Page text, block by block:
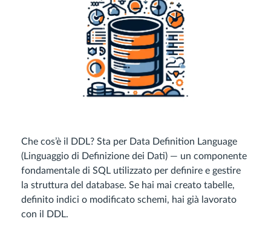
Che cos’è il DDL? Sta per Data Definition Language
(Linguaggio di Definizione dei Dati) — un componente
fondamentale di SQL utilizzato per definire e gestire
la struttura del database. Se hai mai creato tabelle,
definito indici o modificato schemi, hai già lavorato
con il DDL.